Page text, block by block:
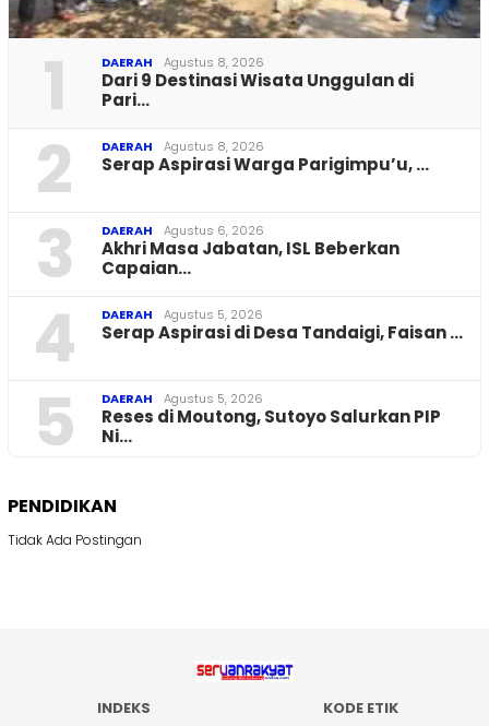
1 DAERAH Agustus 8, 2026
Dari 9 Destinasi Wisata Unggulan di
Pari…
2 DAERAH Agustus 8, 2026
Serap Aspirasi Warga Parigimpu’u, …
3 DAERAH Agustus 6, 2026
Akhri Masa Jabatan, ISL Beberkan
Capaian…
4 DAERAH Agustus 5, 2026
Serap Aspirasi di Desa Tandaigi, Faisan …
5 DAERAH Agustus 5, 2026
Reses di Moutong, Sutoyo Salurkan PIP
Ni…
PENDIDIKAN
Tidak Ada Postingan
INDEKS KODE ETIK